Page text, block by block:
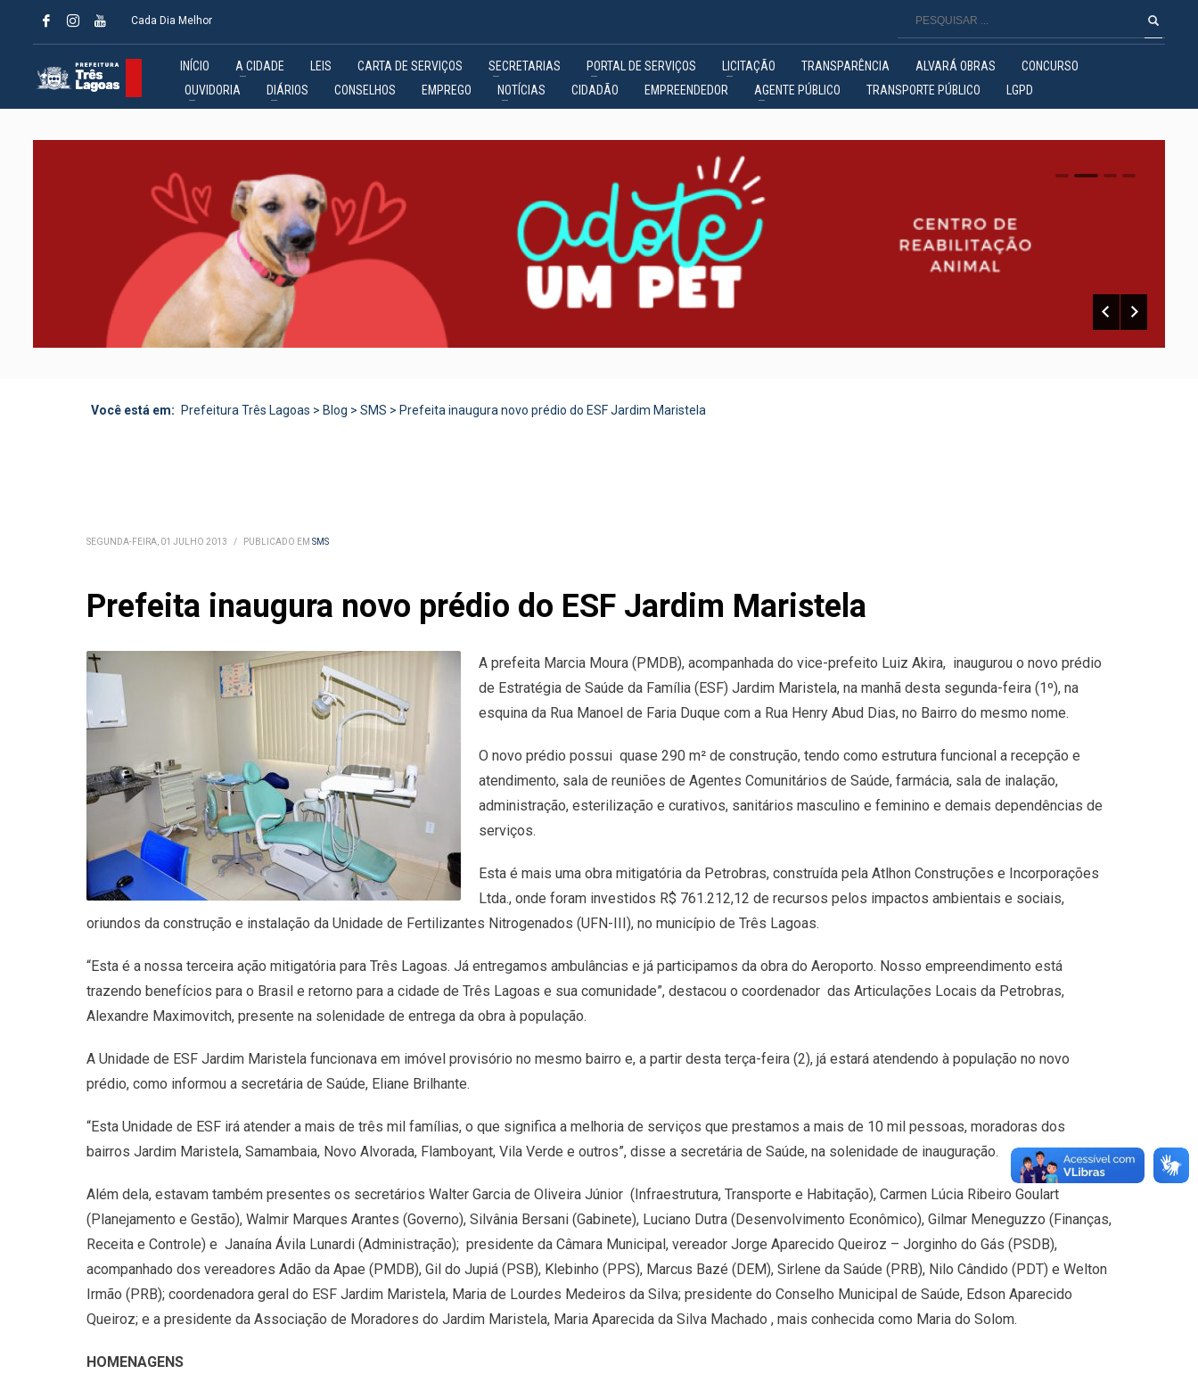
Cada Dia Melhor
INÍCIO A CIDADE LEIS CARTA DE SERVIÇOS SECRETARIAS PORTAL DE SERVIÇOS LICITAÇÃO TRANSPARÊNCIA ALVARÁ OBRAS
CONCURSO
OUVIDORIA
DIÁRIOS CONSELHOS EMPREGO NOTÍCIAS CIDADÃO EMPREENDEDOR AGENTE PÚBLICO TRANSPORTE PÚBLICO LGPD
0 1 2
Você está em: Prefeitura Três Lagoas > Blog > SMS > Prefeita inaugura novo prédio do ESF Jardim Maristela
SEGUNDA-FEIRA, 01 JULHO 2013 / PUBLICADO EM SMS
Prefeita inaugura novo prédio do ESF Jardim Maristela
A prefeita Marcia Moura (PMDB), acompanhada do vice-prefeito Luiz Akira, inaugurou o novo prédio
de Estratégia de Saúde da Família (ESF) Jardim Maristela, na manhã desta segunda-feira (1º), na
esquina da Rua Manoel de Faria Duque com a Rua Henry Abud Dias, no Bairro do mesmo nome.
O novo prédio possui quase 290 m² de construção, tendo como estrutura funcional a recepção e
atendimento, sala de reuniões de Agentes Comunitários de Saúde, farmácia, sala de inalação,
administração, esterilização e curativos, sanitários masculino e feminino e demais dependências de
serviços.
Esta é mais uma obra mitigatória da Petrobras, construída pela Atlhon Construções e Incorporações
Ltda., onde foram investidos R$ 761.212,12 de recursos pelos impactos ambientais e sociais,
oriundos da construção e instalação da Unidade de Fertilizantes Nitrogenados (UFN-III), no município de Três Lagoas.
“Esta é a nossa terceira ação mitigatória para Três Lagoas. Já entregamos ambulâncias e já participamos da obra do Aeroporto. Nosso empreendimento está
trazendo benefícios para o Brasil e retorno para a cidade de Três Lagoas e sua comunidade”, destacou o coordenador das Articulações Locais da Petrobras,
Alexandre Maximovitch, presente na solenidade de entrega da obra à população.
A Unidade de ESF Jardim Maristela funcionava em imóvel provisório no mesmo bairro e, a partir desta terça-feira (2), já estará atendendo à população no novo
prédio, como informou a secretária de Saúde, Eliane Brilhante.
“Esta Unidade de ESF irá atender a mais de três mil famílias, o que significa a melhoria de serviços que prestamos a mais de 10 mil pessoas, moradoras dos
bairros Jardim Maristela, Samambaia, Novo Alvorada, Flamboyant, Vila Verde e outros”, disse a secretária de Saúde, na solenidade de inauguração.
Além dela, estavam também presentes os secretários Walter Garcia de Oliveira Júnior (Infraestrutura, Transporte e Habitação), Carmen Lúcia Ribeiro Goulart
(Planejamento e Gestão), Walmir Marques Arantes (Governo), Silvânia Bersani (Gabinete), Luciano Dutra (Desenvolvimento Econômico), Gilmar Meneguzzo (Finanças,
Receita e Controle) e Janaína Ávila Lunardi (Administração); presidente da Câmara Municipal, vereador Jorge Aparecido Queiroz – Jorginho do Gás (PSDB),
acompanhado dos vereadores Adão da Apae (PMDB), Gil do Jupiá (PSB), Klebinho (PPS), Marcus Bazé (DEM), Sirlene da Saúde (PRB), Nilo Cândido (PDT) e Welton
Irmão (PRB); coordenadora geral do ESF Jardim Maristela, Maria de Lourdes Medeiros da Silva; presidente do Conselho Municipal de Saúde, Edson Aparecido
Queiroz; e a presidente da Associação de Moradores do Jardim Maristela, Maria Aparecida da Silva Machado , mais conhecida como Maria do Solom.
HOMENAGENS